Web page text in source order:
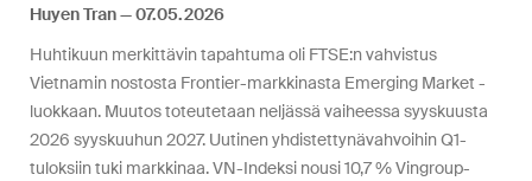
Huyen Tran
07.05.2026
Huhtikuun merkittävin tapahtuma oli FTSE:n vahvistus
Vietnamin nostosta Frontier-markkinasta Emerging Market -
luokkaan. Muutos toteutetaan neljässä vaiheessa syyskuusta
2026 syyskuuhun 2027. Uutinen yhdistettynävahvoihin Q1-
tuloksiin tuki markkinaa. VN-Indeksi nousi 10,7 % Vingroup-